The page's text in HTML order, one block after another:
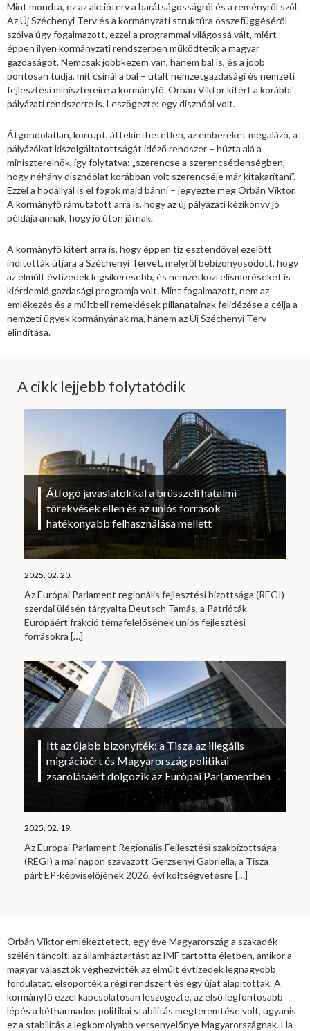
Mint mondta, ez az akcióterv a barátságosságról és a reményről szól.
Az Új Széchenyi Terv és a kormányzati struktúra összefüggéséről
szólva úgy fogalmazott, ezzel a programmal világossá vált, miért
éppen ilyen kormányzati rendszerben működtetik a magyar
gazdaságot. Nemcsak jobbkezem van, hanem bal is, és a jobb
pontosan tudja, mit csinál a bal – utalt nemzetgazdasági és nemzeti
fejlesztési minisztereire a kormányfő. Orbán Viktor kitért a korábbi
pályázati rendszerre is. Leszögezte: egy disznóól volt.
Átgondolatlan, korrupt, áttekinthetetlen, az embereket megalázó, a
pályázókat kiszolgáltatottságát idéző rendszer – húzta alá a
miniszterelnök, így folytatva: „szerencse a szerencsétlenségben,
hogy néhány disznóólat korábban volt szerencséje már kitakarítani”.
Ezzel a hodállyal is el fogok majd bánni – jegyezte meg Orbán Viktor.
A kormányfő rámutatott arra is, hogy az új pályázati kézikönyv jó
példája annak, hogy jó úton járnak.
A kormányfő kitért arra is, hogy éppen tíz esztendővel ezelőtt
indították útjára a Széchenyi Tervet, melyről bebizonyosodott, hogy
az elmúlt évtizedek legsikeresebb, és nemzetközi elismeréseket is
kiérdemlő gazdasági programja volt. Mint fogalmazott, nem az
emlékezés és a múltbeli remeklések pillanatainak felidézése a célja a
nemzeti ügyek kormányának ma, hanem az Új Széchenyi Terv
elindítása.
A cikk lejjebb folytatódik
Átfogó javaslatokkal a brüsszeli hatalmi
törekvések ellen és az uniós források
hatékonyabb felhasználása mellett
2025. 02. 20.
Az Európai Parlament regionális fejlesztési bizottsága (REGI)
szerdai ülésén tárgyalta Deutsch Tamás, a Patrióták
Európáért frakció témafelelősének uniós fejlesztési
forrásokra […]
Itt az újabb bizonyíték: a Tisza az illegális
migrációért és Magyarország politikai
zsarolásáért dolgozik az Európai Parlamentben
2025. 02. 19.
Az Európai Parlament Regionális Fejlesztési szakbizottsága
(REGI) a mai napon szavazott Gerzsenyi Gabriella, a Tisza
párt EP-képviselőjének 2026. évi költségvetésre[…]
Orbán Viktor emlékeztetett, egy éve Magyarország a szakadék
szélén táncolt, az államháztartást az IMF tartotta életben, amikor a
magyar választók véghezvitték az elmúlt évtizedek legnagyobb
fordulatát, elsöpörték a régi rendszert és egy újat alapítottak. A
kormányfő ezzel kapcsolatosan leszögezte, az első legfontosabb
lépés a kétharmados politikai stabilitás megteremtése volt, ugyanis
ez a stabilitás a legkomolyabb versenyelőnye Magyarországnak. Ha